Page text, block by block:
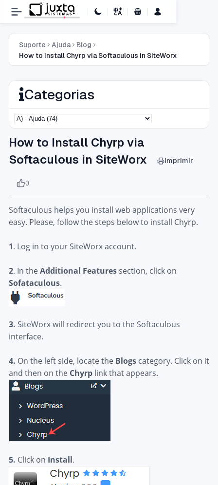
Carrinho de Compras
Suporte Ajuda
Blog
How to Install Chyrp via Softaculous in SiteWorx
Categorias
How to Install Chyrp via
Softaculous in SiteWorx
imprimir
0
Softaculous helps you install web applications very
easy. Please, follow the steps below to install Chyrp.
1. Log in to your SiteWorx account.
2. In theAdditional Featuressection, click on
Sofataculous.
3. SiteWorx will redirect you to the Softaculous
interface.
4. On the left side, locate the Blogscategory. Click on it
and then on the Chyrplink that appears.
5. Click on Install.